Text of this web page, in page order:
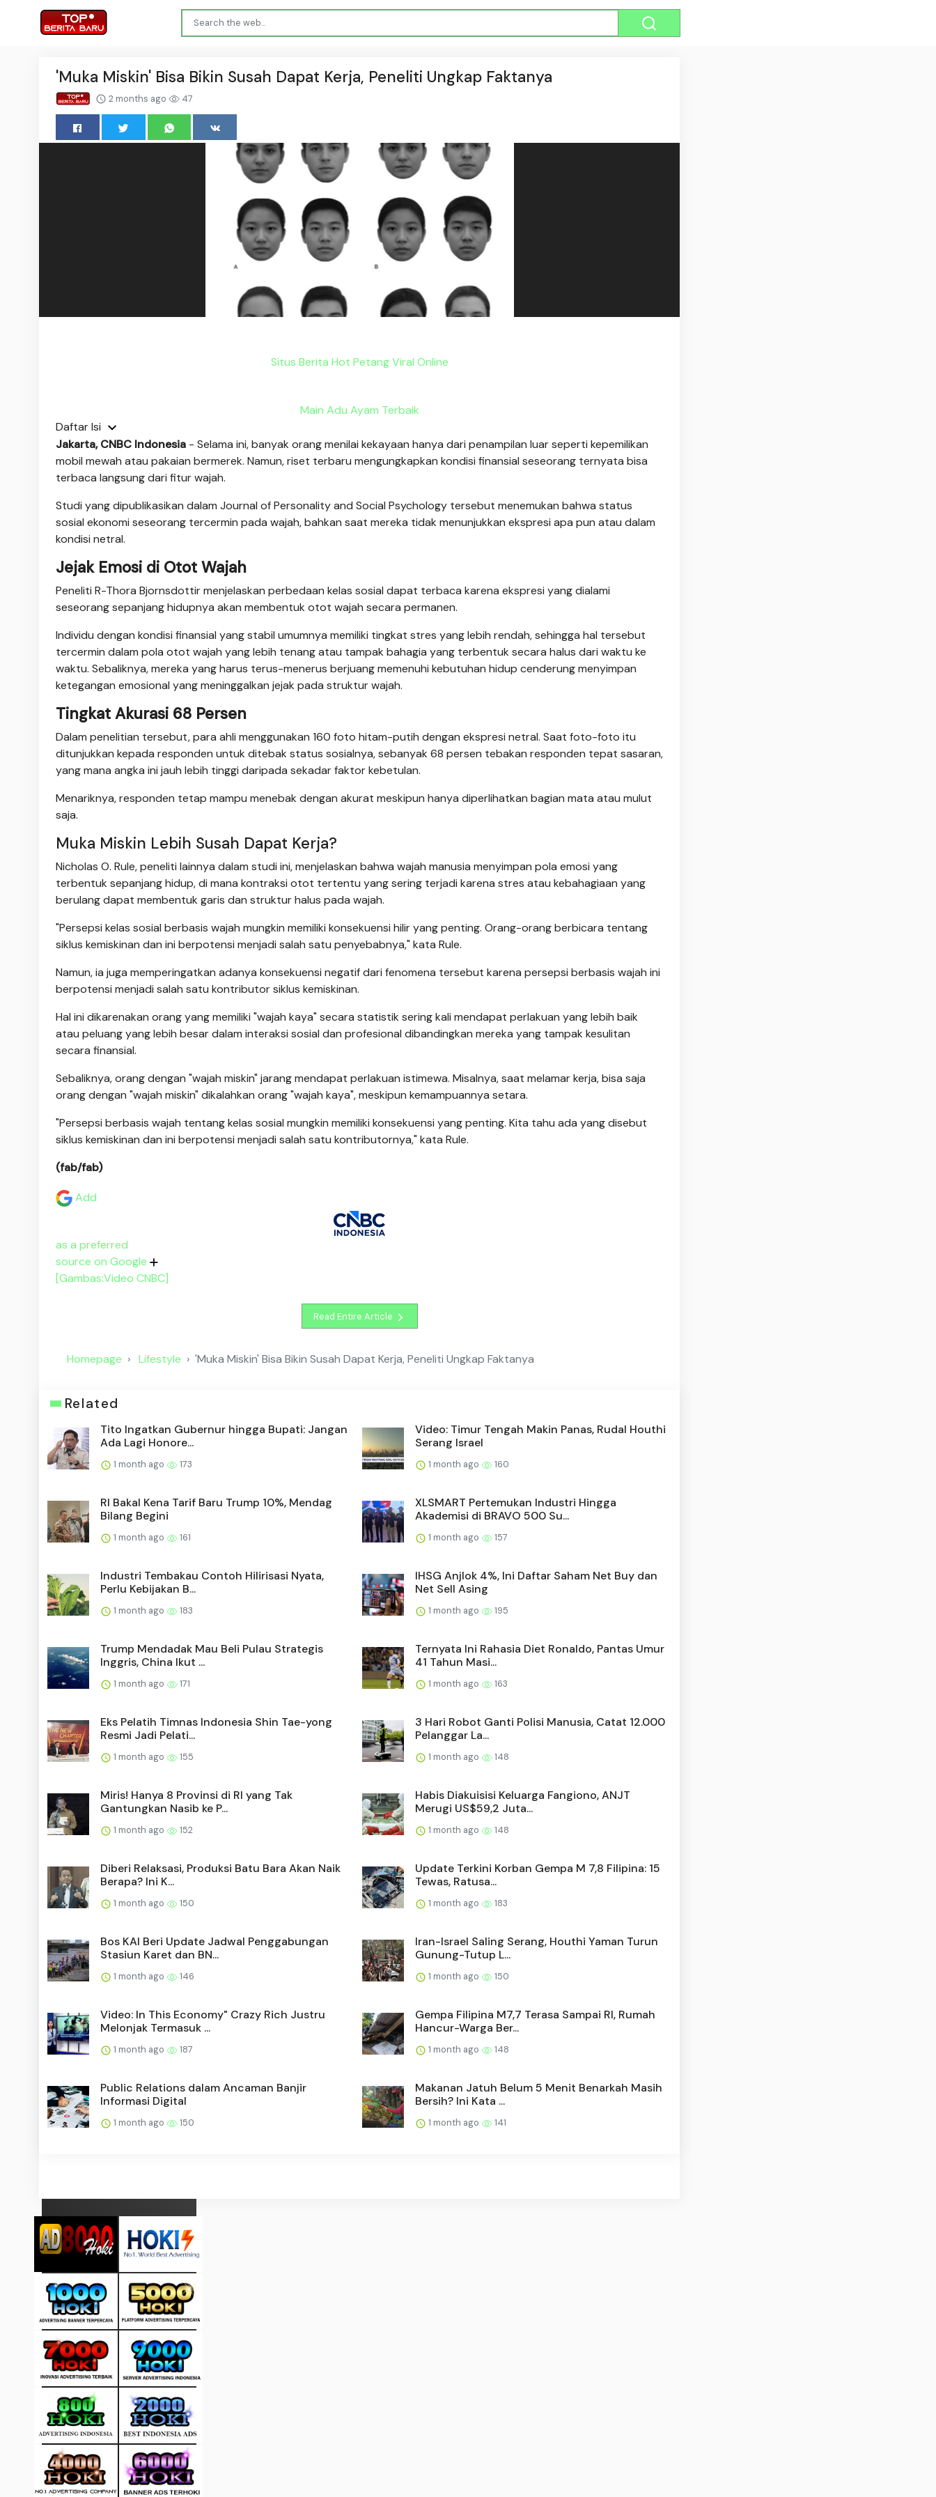
'Muka Miskin' Bisa Bikin Susah Dapat Kerja, Peneliti Ungkap Faktanya
2 months ago 47
Situs Berita Hot Petang Viral Online
Main Adu Ayam Terbaik
Daftar Isi
Jakarta, CNBC Indonesia - Selama ini, banyak orang menilai kekayaan hanya dari penampilan luar seperti kepemilikan
mobil mewah atau pakaian bermerek. Namun, riset terbaru mengungkapkan kondisi finansial seseorang ternyata bisa
terbaca langsung dari fitur wajah.
Studi yang dipublikasikan dalam Journal of Personality and Social Psychology tersebut menemukan bahwa status
sosial ekonomi seseorang tercermin pada wajah, bahkan saat mereka tidak menunjukkan ekspresi apa pun atau dalam
kondisi netral.
Jejak Emosi di Otot Wajah
Peneliti R-Thora Bjornsdottir menjelaskan perbedaan kelas sosial dapat terbaca karena ekspresi yang dialami
seseorang sepanjang hidupnya akan membentuk otot wajah secara permanen.
Individu dengan kondisi finansial yang stabil umumnya memiliki tingkat stres yang lebih rendah, sehingga hal tersebut
tercermin dalam pola otot wajah yang lebih tenang atau tampak bahagia yang terbentuk secara halus dari waktu ke
waktu. Sebaliknya, mereka yang harus terus-menerus berjuang memenuhi kebutuhan hidup cenderung menyimpan
ketegangan emosional yang meninggalkan jejak pada struktur wajah.
Tingkat Akurasi 68 Persen
Dalam penelitian tersebut, para ahli menggunakan 160 foto hitam-putih dengan ekspresi netral. Saat foto-foto itu
ditunjukkan kepada responden untuk ditebak status sosialnya, sebanyak 68 persen tebakan responden tepat sasaran,
yang mana angka ini jauh lebih tinggi daripada sekadar faktor kebetulan.
Menariknya, responden tetap mampu menebak dengan akurat meskipun hanya diperlihatkan bagian mata atau mulut
saja.
Muka Miskin Lebih Susah Dapat Kerja?
Nicholas O. Rule, peneliti lainnya dalam studi ini, menjelaskan bahwa wajah manusia menyimpan pola emosi yang
terbentuk sepanjang hidup, di mana kontraksi otot tertentu yang sering terjadi karena stres atau kebahagiaan yang
berulang dapat membentuk garis dan struktur halus pada wajah.
"Persepsi kelas sosial berbasis wajah mungkin memiliki konsekuensi hilir yang penting. Orang-orang berbicara tentang
siklus kemiskinan dan ini berpotensi menjadi salah satu penyebabnya," kata Rule.
Namun, ia juga memperingatkan adanya konsekuensi negatif dari fenomena tersebut karena persepsi berbasis wajah ini
berpotensi menjadi salah satu kontributor siklus kemiskinan.
Hal ini dikarenakan orang yang memiliki "wajah kaya" secara statistik sering kali mendapat perlakuan yang lebih baik
atau peluang yang lebih besar dalam interaksi sosial dan profesional dibandingkan mereka yang tampak kesulitan
secara finansial.
Sebaliknya, orang dengan "wajah miskin" jarang mendapat perlakuan istimewa. Misalnya, saat melamar kerja, bisa saja
orang dengan "wajah miskin" dikalahkan orang "wajah kaya", meskipun kemampuannya setara.
"Persepsi berbasis wajah tentang kelas sosial mungkin memiliki konsekuensi yang penting. Kita tahu ada yang disebut
siklus kemiskinan dan ini berpotensi menjadi salah satu kontributornya," kata Rule.
(fab/fab)
Add
as a preferred
source on Google
[Gambas:Video CNBC]
Read Entire Article
Homepage Lifestyle 'Muka Miskin' Bisa Bikin Susah Dapat Kerja, Peneliti Ungkap Faktanya
Related
Tito Ingatkan Gubernur hingga Bupati: Jangan
Ada Lagi Honore...
1 month ago 173
Video: Timur Tengah Makin Panas, Rudal Houthi
Serang Israel
1 month ago 160
RI Bakal Kena Tarif Baru Trump 10%, Mendag
Bilang Begini
1 month ago 161
XLSMART Pertemukan Industri Hingga
Akademisi di BRAVO 500 Su...
1 month ago 157
Industri Tembakau Contoh Hilirisasi Nyata,
Perlu Kebijakan B...
1 month ago 183
IHSG Anjlok 4%, Ini Daftar Saham Net Buy dan
Net Sell Asing
1 month ago 195
Trump Mendadak Mau Beli Pulau Strategis
Inggris, China Ikut ...
1 month ago 171
Ternyata Ini Rahasia Diet Ronaldo, Pantas Umur
41 Tahun Masi...
1 month ago 163
Eks Pelatih Timnas Indonesia Shin Tae-yong
Resmi Jadi Pelati...
1 month ago 155
3 Hari Robot Ganti Polisi Manusia, Catat 12.000
Pelanggar La...
1 month ago 148
Miris! Hanya 8 Provinsi di RI yang Tak
Gantungkan Nasib ke P...
1 month ago 152
Habis Diakuisisi Keluarga Fangiono, ANJT
Merugi US$59,2 Juta...
1 month ago 148
Diberi Relaksasi, Produksi Batu Bara Akan Naik
Berapa? Ini K...
1 month ago 150
Update Terkini Korban Gempa M 7,8 Filipina: 15
Tewas, Ratusa...
1 month ago 183
Bos KAI Beri Update Jadwal Penggabungan
Stasiun Karet dan BN...
1 month ago 146
Iran-Israel Saling Serang, Houthi Yaman Turun
Gunung-Tutup L...
1 month ago 150
Video: In This Economy" Crazy Rich Justru
Melonjak Termasuk ...
1 month ago 187
Gempa Filipina M7,7 Terasa Sampai RI, Rumah
Hancur-Warga Ber...
1 month ago 148
Public Relations dalam Ancaman Banjir
Informasi Digital
1 month ago 150
Makanan Jatuh Belum 5 Menit Benarkah Masih
Bersih? Ini Kata ...
1 month ago 141